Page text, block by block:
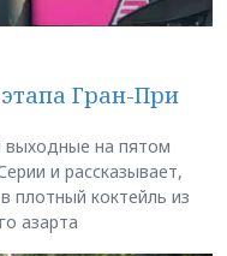
Гран-При
выходные на пятом
и рассказывает,
плотный коктейль из
азарта